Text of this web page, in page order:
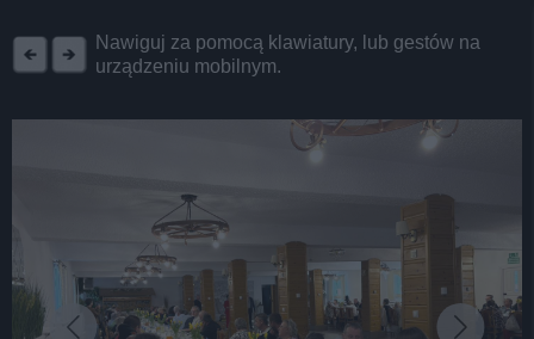
Nawiguj za pomocą klawiatury, lub gestów na
urządzeniu mobilnym.